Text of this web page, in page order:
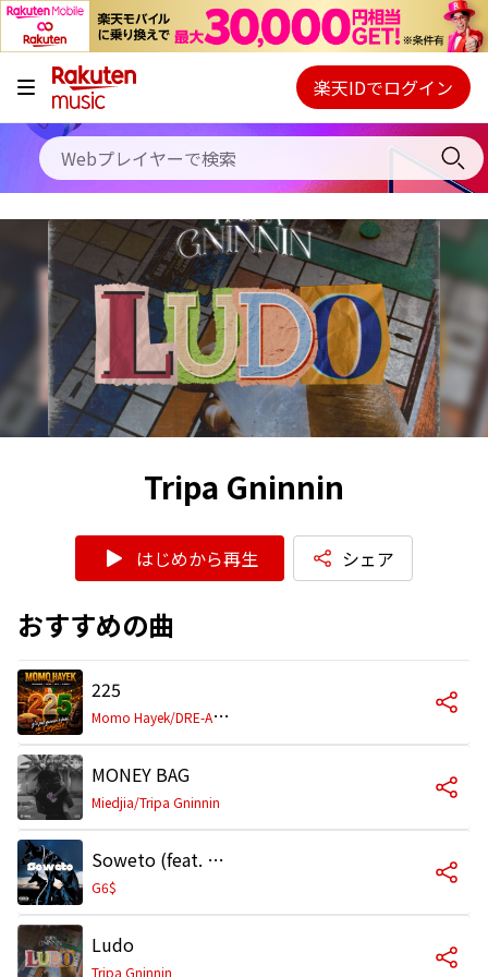
キャンペーン
料金プラン
使い方
初回30日間無料お試し
Webプレイヤー
ご契約内容の確認・変更
楽天IDでログイン
Tripa Gninnin
はじめから再生 シェア
おすすめの曲
225
M
omo Hayek/DRE-A/OG Mahilet/Tripa Gninnin/Ceudro
MONEY BAG
Miedjia/Tripa Gninnin
Soweto (feat. Tripa Gninnin)
G6$
Ludo
Tripa Gninnin